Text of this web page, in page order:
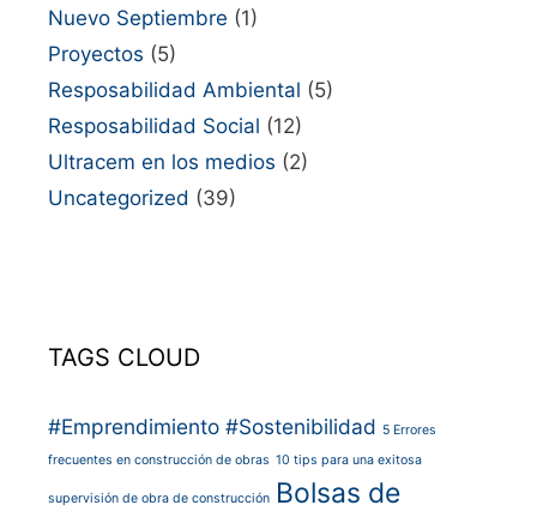
Nuevo Septiembre (1)
Proyectos (5)
Resposabilidad Ambiental (5)
Resposabilidad Social (12)
Ultracem en los medios (2)
Uncategorized (39)
TAGS CLOUD
#Emprendimiento #Sostenibilidad 5 Errores
frecuentes en construcción de obras 10 tips para una exitosa
supervisión de obra de construcción Bolsas de